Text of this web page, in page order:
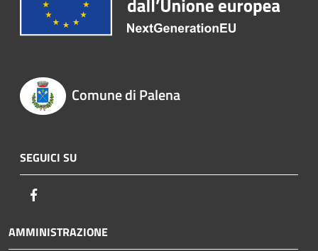
Comune di Palena
SEGUICI SU
AMMINISTRAZIONE